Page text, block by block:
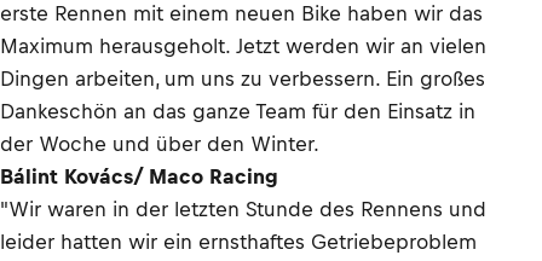
erste Rennen mit einem neuen Bike haben wir das
Maximum herausgeholt. Jetzt werden wir an vielen
Dingen arbeiten, um uns zu verbessern. Ein großes
Dankeschön an das ganze Team für den Einsatz in
der Woche und über den Winter.
Bálint Kovács/ Maco Racing
"Wir waren in der letzten Stunde des Rennens und
leider hatten wir ein ernsthaftes Getriebeproblem